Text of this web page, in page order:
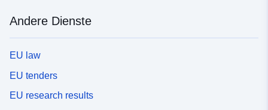
Andere Dienste
EU law
EU tenders
EU research results